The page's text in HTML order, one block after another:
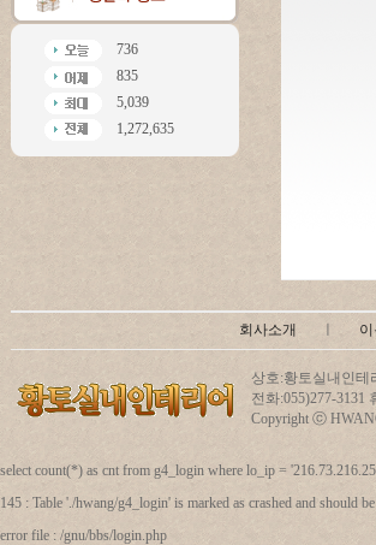
736
835
5,039
1,272,635
회사소개
상호:황토실내인테
전화:055)277-3131
Copyright ⓒ
select count(*) as cnt from g4_login where lo_ip =
145 : Table './hwang/g4_login' is marked as crashed and should
error file : /gnu/bbs/login.php